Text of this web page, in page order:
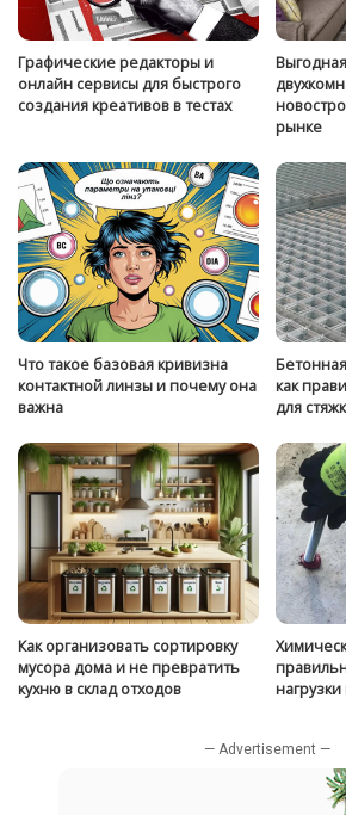
Графические редакторы и
онлайн сервисы для быстрого
создания креативов в тестах
рынке
Что такое базовая кривизна
контактной линзы и почему она
важна
как
для
Как организовать сортировку
мусора дома и не превратить
кухню в склад отходов
— Advertisement —